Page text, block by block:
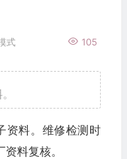
105
式
资料。维修检测时
料复核。